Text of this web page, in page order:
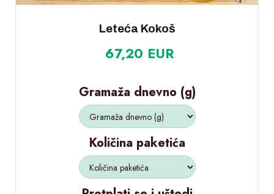
Leteća Kokoš
67,20 EUR
Gramaža dnevno (g)
Količina paketića